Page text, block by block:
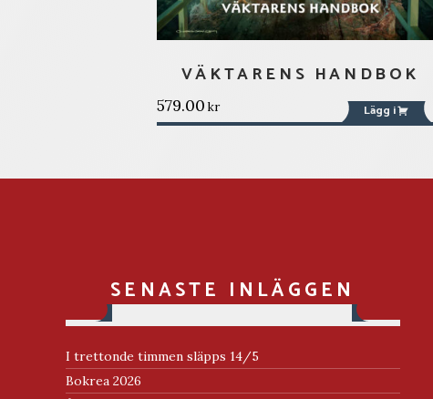
VÄKTARENS HANDBOK
579.00 kr Lägg i
SENASTE INLÄGGEN
I trettonde timmen släpps 14/5
Bokrea 2026